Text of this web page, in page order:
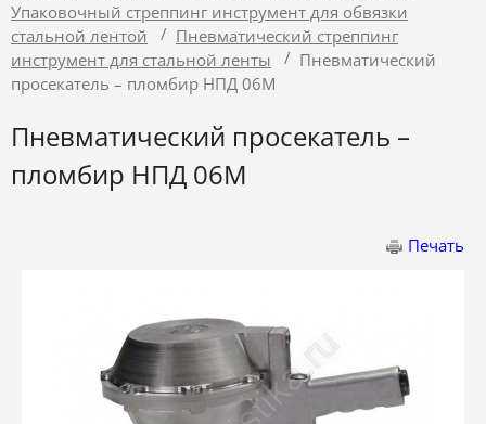
Упаковочный стреппинг инструмент для обвязки
стальной лентой
/ Пневматический стреппинг
инструмент для стальной ленты
/ Пневматический
просекатель – пломбир НПД 06М
Пневматический просекатель –
пломбир НПД 06М
Печать